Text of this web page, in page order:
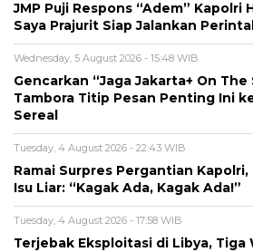
JMP Puji Respons “Adem” Kapolri
Saya Prajurit Siap Jalankan
Wednesday, 5 August 2026 - 15:48 WIB
Gencarkan “Jaga Jakarta+ On
Tambora Titip Pesan Penting Ini
Sereal
Tuesday, 4 August 2026 - 22:43 WIB
Ramai Surpres Pergantian Kapolri,
Isu Liar: “Kagak Ada, Kagak Ada!”
Tuesday, 4 August 2026 - 17:58 WIB
Terjebak Eksploitasi di Libya, Tiga